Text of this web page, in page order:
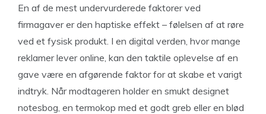
En af de mest undervurderede faktorer ved
firmagaver er den haptiske effekt – følelsen af at røre
ved et fysisk produkt. I en digital verden, hvor mange
reklamer lever online, kan den taktile oplevelse af en
gave være en afgørende faktor for at skabe et varigt
indtryk. Når modtageren holder en smukt designet
notesbog, en termokop med et godt greb eller en blød